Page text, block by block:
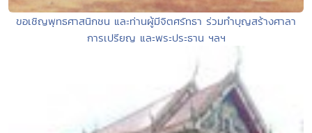
ขอเชิญพุทธศาสนิกชน และท่านผู้มีจิตศรัทธา ร่วมทำบุญสร้างศาลา
การเปรียญ และพระประธาน ฯลฯ